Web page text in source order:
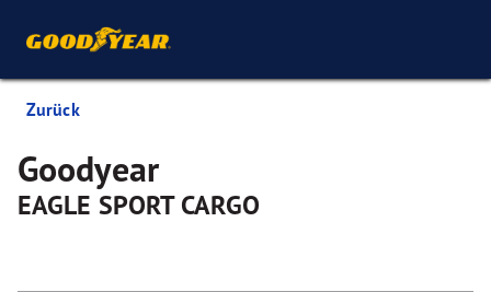
Zurück
Goodyear
EAGLE SPORT CARGO